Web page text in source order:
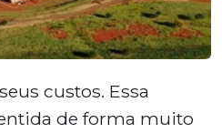
custos. Essa
de forma muito